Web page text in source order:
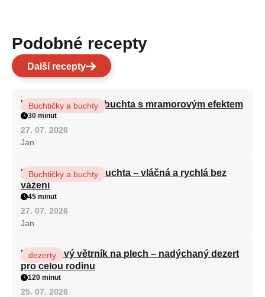
Podobné recepty
Další recepty
Vláčná olejová litá buchta s mramorovým efektem
Buchtičky a buchty
30 minut
27. 07. 2026
Jan
Hrnková maková buchta – vláčná a rychlá bez
vážení
Buchtičky a buchty
45 minut
27. 07. 2026
Jan
Karamelový větrník na plech – nadýchaný dezert
pro celou rodinu
dezerty
120 minut
25. 07. 2026